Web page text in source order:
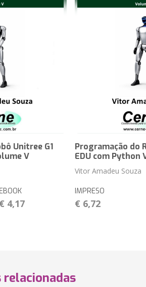
Unitree G1
V
€ 4,17
Programação do
EDU com Python
Vitor Amadeu Souza
IMPRESO
€ 6,72
relacionadas